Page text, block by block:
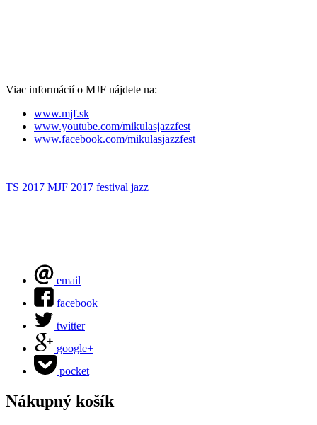
Viac informácií o MJF nájdete na:
www.mjf.sk
www.youtube.com/mikulasjazzfest
www.facebook.com/mikulasjazzfest
TS 2017 MJF 2017 festival jazz
email
facebook
twitter
google+
pocket
Nákupný košík